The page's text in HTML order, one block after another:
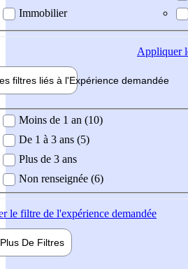
Immobilier
Appliquer
filtres liés à l'Expérience demandée
demandée
Moins de 1 an (10)
De 1 à 3 ans (5)
Plus de 3 ans
Non renseignée (6)
le filtre de l'expérience demandée
Plus De Filtres